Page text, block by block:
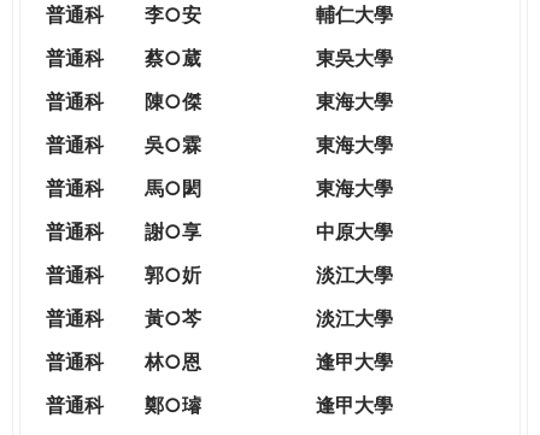
普通科
李○安
輔仁大學
普通科
蔡○葳
東吳大學
普通科
陳○傑
東海大學
普通科
吳○霖
東海大學
普通科
馬○閎
東海大學
普通科
謝○享
中原大學
普通科
郭○妡
淡江大學
普通科
黃○芩
淡江大學
普通科
林○恩
逢甲大學
普通科
鄭○璿
逢甲大學